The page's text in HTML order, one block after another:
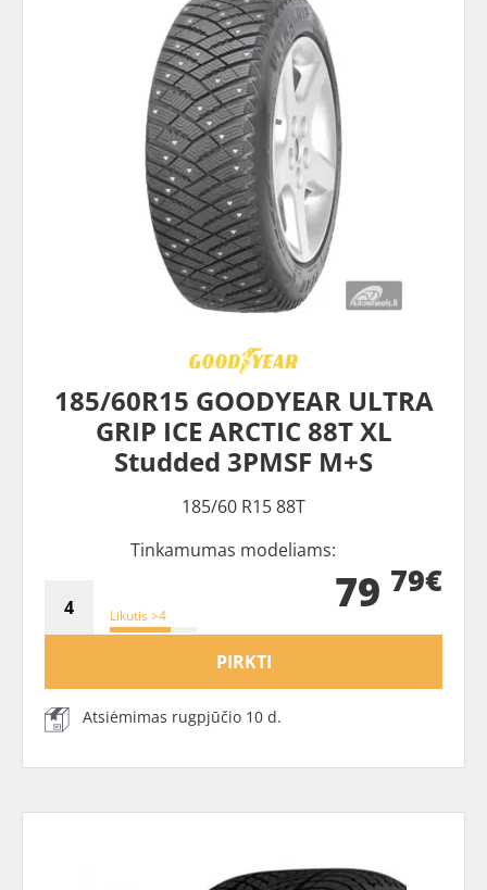
185/60R15 GOODYEAR ULTRA
GRIP ICE ARCTIC 88T XL
Studded 3PMSF M+S
185/60 R15 88T
Tinkamumas modeliams:
Likutis >4 79 79€
PIRKTI
Atsiėmimas rugpjūčio 10 d.